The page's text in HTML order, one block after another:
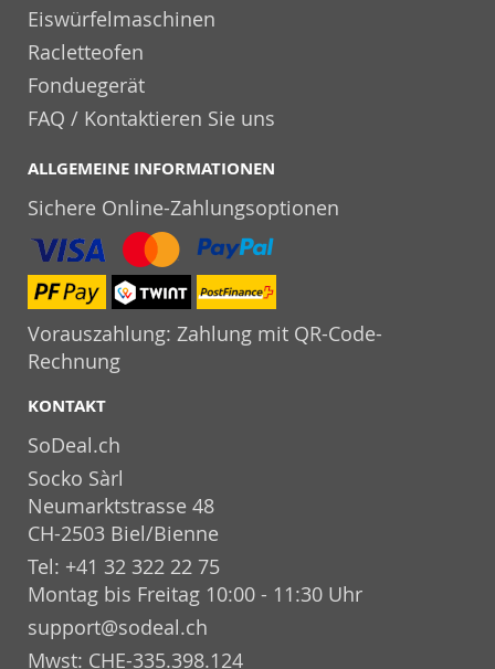
Eiswürfelmaschinen
Racletteofen
Fonduegerät
FAQ / Kontaktieren Sie uns
ALLGEMEINE INFORMATIONEN
Sichere Online-Zahlungsoptionen
Vorauszahlung: Zahlung mit QR-Code-
Rechnung
KONTAKT
SoDeal.ch
Socko Sàrl
Neumarktstrasse 48
CH-2503 Biel/Bienne
Tel: +41 32 322 22 75
Montag bis Freitag 10:00 - 11:30 Uhr
support@sodeal.ch
Mwst: CHE-335.398.124